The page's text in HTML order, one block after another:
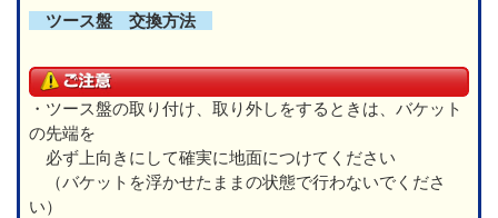
ツース盤 交換方法
・ツース盤の取り付け、取り外しをするときは、バケット
の先端を
必ず上向きにして確実に地面につけてください
（バケットを浮かせたままの状態で行わないでくださ
い）